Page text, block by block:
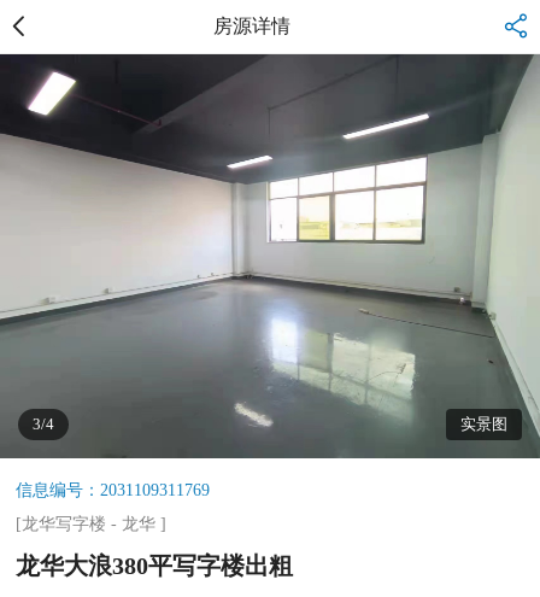
房源详情
3/4 实景图
信息编号：2031109311769
[龙华写字楼 -龙华 ]
龙华大浪380平写字楼出粗